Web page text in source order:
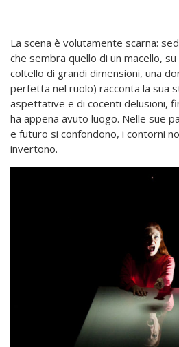
La scena è volutamente scarna:
che sembra quello di un macello,
coltello di grandi dimensioni, una
perfetta nel ruolo) racconta la sua
aspettative e di cocenti delusioni,
ha appena avuto luogo. Nelle sue
e futuro si confondono, i contorni
invertono.